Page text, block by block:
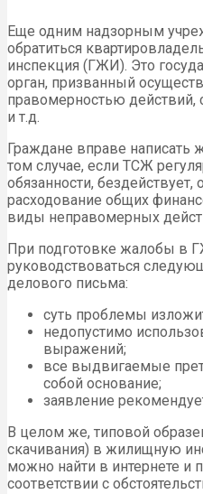
Еще одним надзорным
обратиться
инспекция (ГЖИ). Это
орган, призванный
правомерностью
и т.д.
Граждане вправе написать
том случае, если ТСЖ
обязанности,
расходование общих
виды неправомерных
При подготовке жалобы в
руководствоваться
делового письма:
суть проблемы
недопустимо
выражений;
все выдвигаемые
собой основание;
заявление
В целом же, типовой
скачивания) в жилищную
можно найти в интернете и
соответствии с